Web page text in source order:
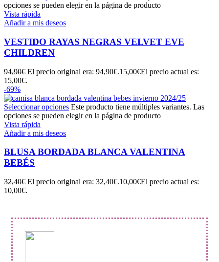
opciones se pueden elegir en la página de producto
Vista rápida
Añadir a mis deseos
VESTIDO RAYAS NEGRAS VELVET EVE
CHILDREN
94,90€ El precio original era: 94,90€.15,00€El precio actual es:
15,00€.
-69%
Seleccionar opciones Este producto tiene múltiples variantes. Las
opciones se pueden elegir en la página de producto
Vista rápida
Añadir a mis deseos
BLUSA BORDADA BLANCA VALENTINA
BEBÉS
32,40€ El precio original era: 32,40€.10,00€El precio actual es:
10,00€.